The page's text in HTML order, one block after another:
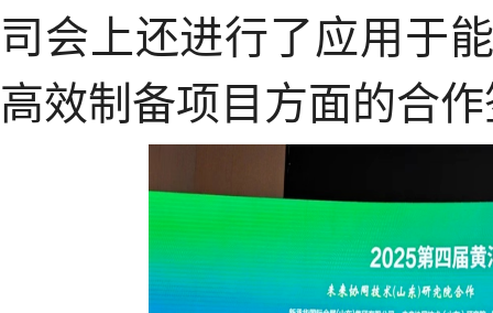
司会上还进行了应用于
高效制备项目方面的合